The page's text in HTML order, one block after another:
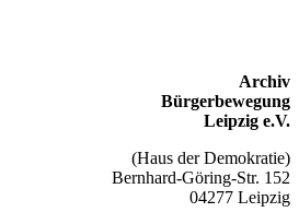
Archiv
Bürgerbewegung
Leipzig e.V.
(Haus der Demokratie)
Bernhard-Göring-Str. 152
04277 Leipzig